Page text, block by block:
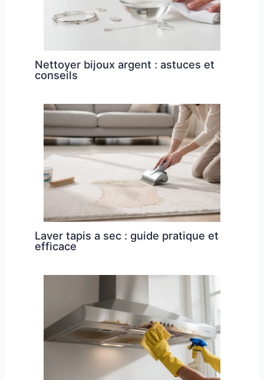
Nettoyer bijoux argent : astuces et
conseils
Laver tapis a sec : guide pratique et
efficace